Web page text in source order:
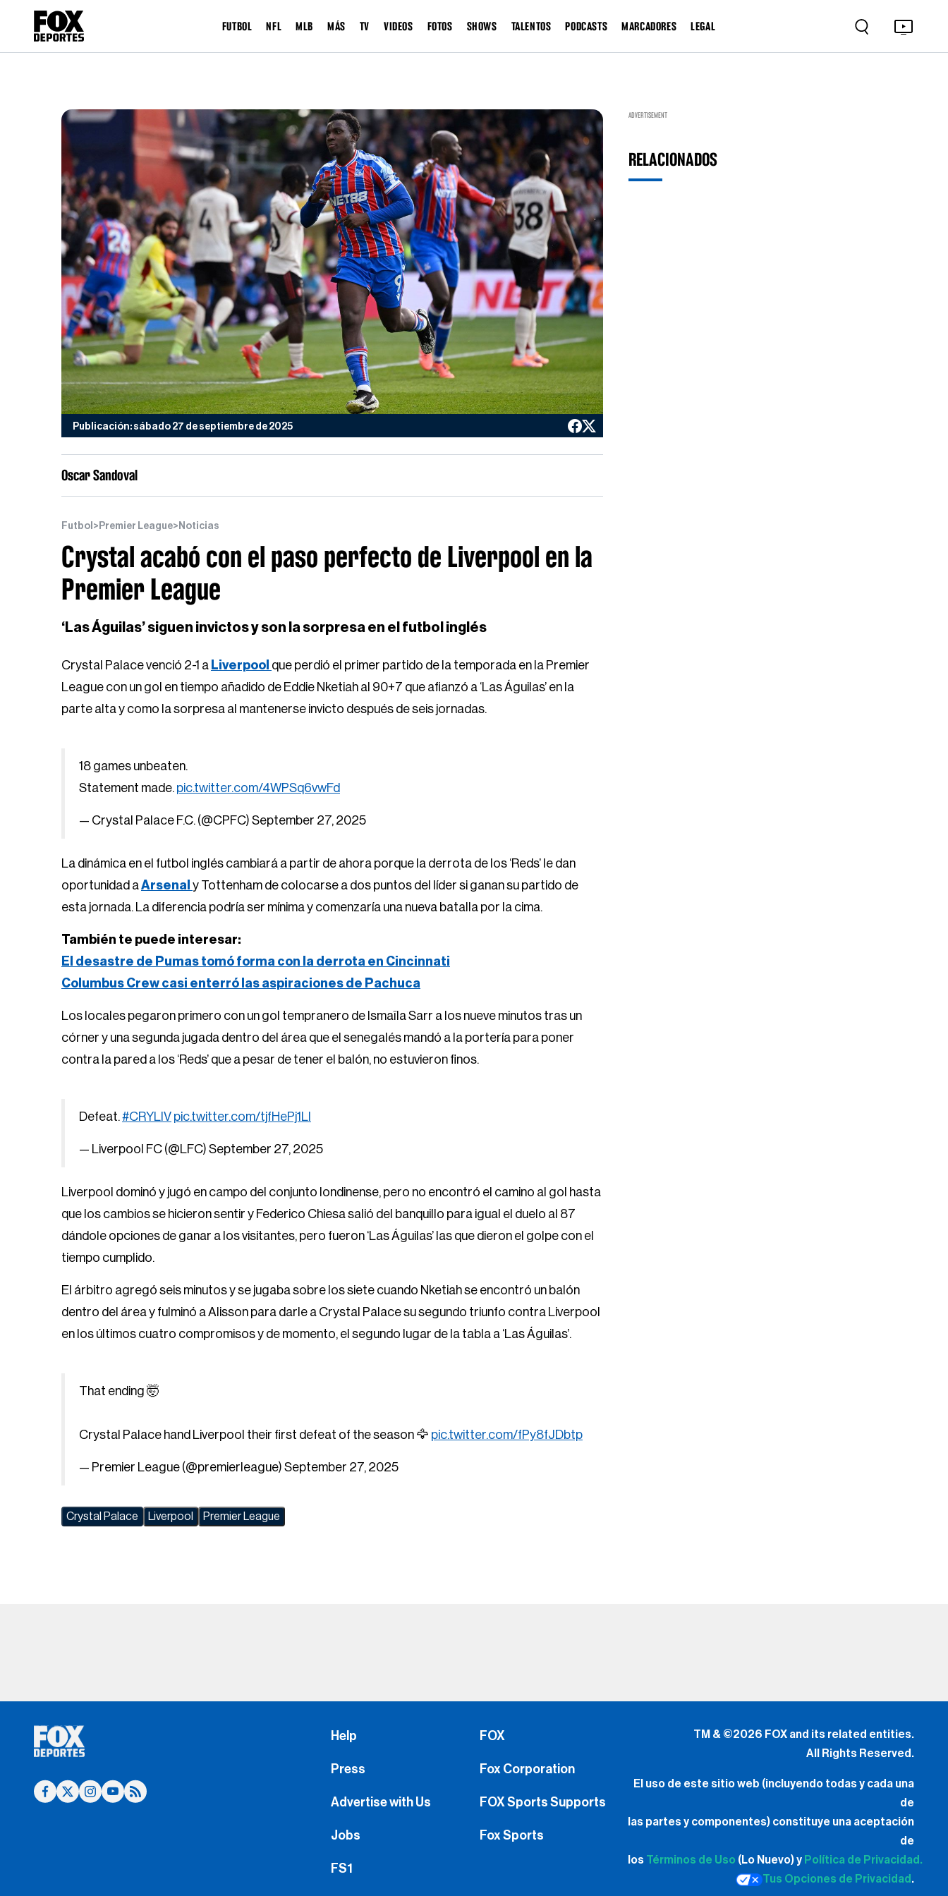
FUTBOL NFL MLB MÁS TV VIDEOS FOTOS SHOWS TALENTOS PODCASTS MARCADORES LEGAL
Publicación: sábado 27 de septiembre de 2025
Oscar Sandoval
Futbol > Premier League> Noticias
Crystal acabó con el paso perfecto de Liverpool en la
Premier League
‘Las Águilas’ siguen invictos y son la sorpresa en el futbol inglés
Crystal Palace venció 2-1 a Liverpool que perdió el primer partido de la temporada en la Premier
League con un gol en tiempo añadido de Eddie Nketiah al 90+7 que afianzó a ‘Las Águilas’ en la
parte alta y como la sorpresa al mantenerse invicto después de seis jornadas.
18 games unbeaten.
Statement made. pic.twitter.com/4WPSq6vwFd
— Crystal Palace F.C. (@CPFC) September 27, 2025
La dinámica en el futbol inglés cambiará a partir de ahora porque la derrota de los ‘Reds’ le dan
oportunidad aArsenal y Tottenham de colocarse a dos puntos del líder si ganan su partido de
esta jornada. La diferencia podría ser mínima y comenzaría una nueva batalla por la cima.
También te puede interesar:
El desastre de Pumas tomó forma con la derrota en Cincinnati
Columbus Crew casi enterró las aspiraciones de Pachuca
Los locales pegaron primero con un gol tempranero de Ismaïla Sarr a los nueve minutos tras un
córner y una segunda jugada dentro del área que el senegalés mandó a la portería para poner
contra la pared a los ‘Reds’ que a pesar de tener el balón, no estuvieron finos.
Defeat.#CRYLIV pic.twitter.com/tjfHePj1Ll
— Liverpool FC (@LFC) September 27, 2025
Liverpool dominó y jugó en campo del conjunto londinense, pero no encontró el camino al gol hasta
que los cambios se hicieron sentir y Federico Chiesa salió del banquillo para igual el duelo al 87
dándole opciones de ganar a los visitantes, pero fueron ‘Las Águilas’ las que dieron el golpe con el
tiempo cumplido.
El árbitro agregó seis minutos y se jugaba sobre los siete cuando Nketiah se encontró un balón
dentro del área y fulminó a Alisson para darle a Crystal Palace su segundo triunfo contra Liverpool
en los últimos cuatro compromisos y de momento, el segundo lugar de la tabla a ‘Las Águilas’.
That ending 🤯
Crystal Palace hand Liverpool their first defeat of the season 🦅 pic.twitter.com/fPy8fJDbtp
— Premier League (@premierleague) September 27, 2025
Crystal Palace Liverpool Premier League
ADVERTISEMENT
RELACIONADOS
Help
Press
Advertise with Us
Jobs
FS1
FOX
Fox Corporation
FOX Sports Supports
Fox Sports
TM & ©2026 FOX and its related entities.
All Rights Reserved.
El uso de este sitio web (incluyendo todas y cada una
de
las partes y componentes) constituye una aceptación
de
los Términos de Uso (Lo Nuevo) y Política de Privacidad.
Tus Opciones de Privacidad .